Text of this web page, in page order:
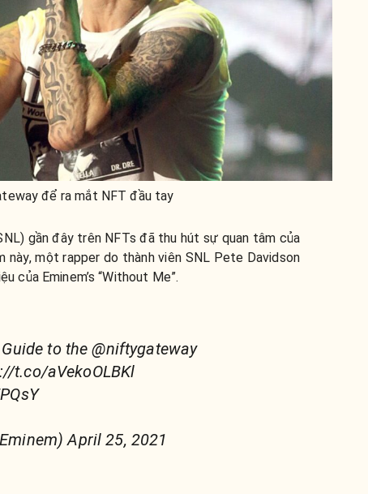
để ra mắt NFT đầu tay
gần đây trên NFTs đã thu hút sự quan tâm của
này, một rapper do thành viên SNL Pete Davidson
của Eminem’s “Without Me”.
to the @niftygateway
t.co/aVekoOLBKl
April 25, 2021